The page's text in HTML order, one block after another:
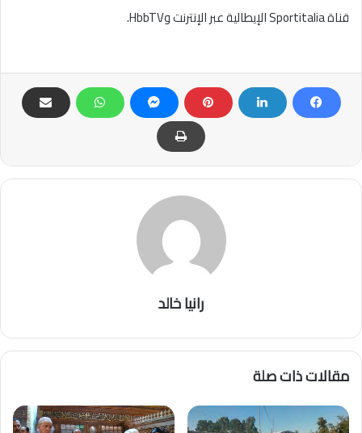
قناة Sportitalia الإيطالية عبر الإنترنت وHbbTV.
رانيا خالد
مقالات ذات صلة